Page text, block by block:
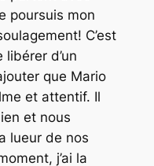
poursuis mon
C’est
d’un
que Mario
et attentif. Il
et nous
lueur de nos
j’ai la